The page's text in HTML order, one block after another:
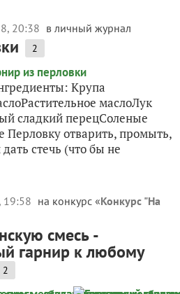
20:38 в личный журнал
2
Крупа
маслоЛук
сладкий перецСоленые
Перловку отварить, промыть,
стечь (что бы не
19:58 на конкурс «Конкурс "На
смесь -
гарнир к любому
2